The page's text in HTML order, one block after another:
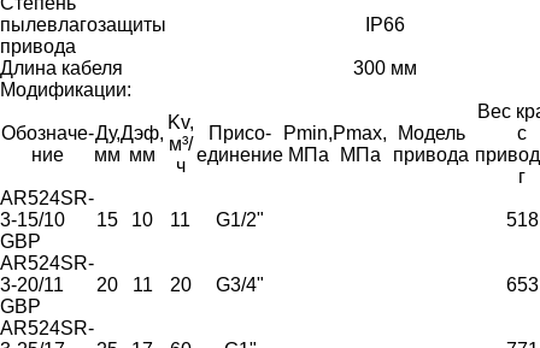
пылевлагозащиты
привода
IP66
Длина кабеля
300 мм
Модификации:
Обозна­че­
ние
Ду,
мм
Дэф,
мм
Kv,
м³/
ч
Присо­
единение
Pmin,
МПа
Pmax,
МПа
Модель
привода
Вес
с
г
AR524SR-
3-15/10
GBP
15 10 11 G1/2" 518
AR524SR-
3-20/11
GBP
20 11 20 G3/4" 653
AR524SR-